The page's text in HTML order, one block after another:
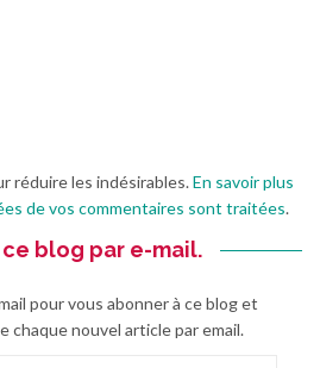
réduire les indésirables.En savoir plus
de vos commentaires sont traitées.
blog par e-mail.
pour vous abonner à ce blog et
chaque nouvel article par email.